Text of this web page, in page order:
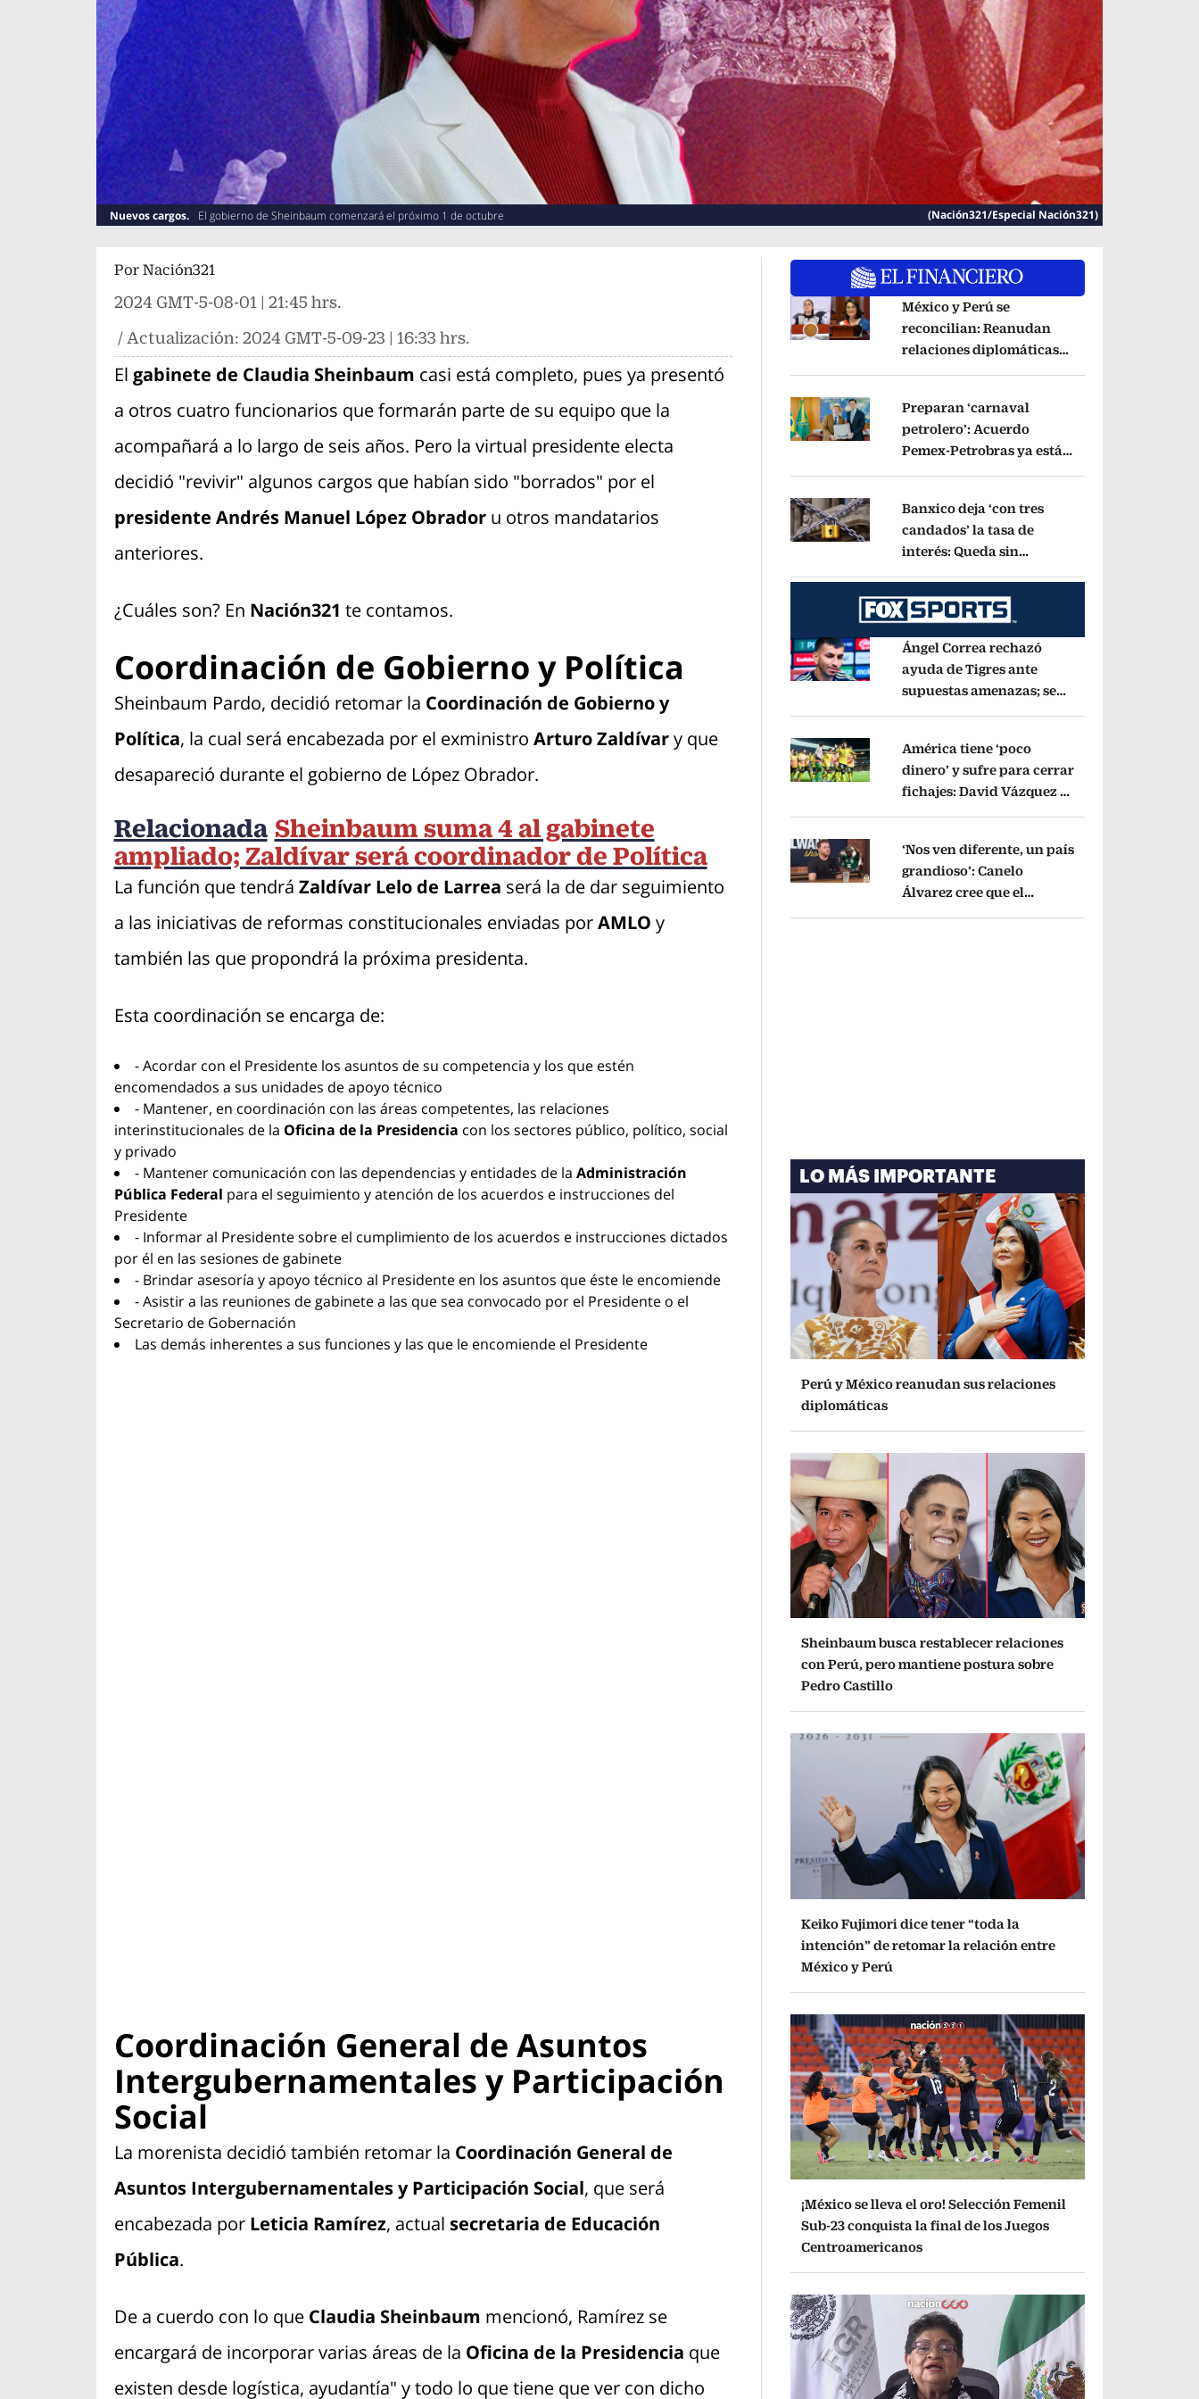
Nuevos cargos. El gobierno de Sheinbaum comenzará el próximo 1 de octubre (Nación321/Especial Nación321)
Por Nación321
2024 GMT-5-08-01 | 21:45 hrs.
/ Actualización: 2024 GMT-5-09-23 | 16:33 hrs.
El gabinete de Claudia Sheinbaum casi está completo, pues ya presentó
a otros cuatro funcionarios que formarán parte de su equipo que la
acompañará a lo largo de seis años. Pero la virtual presidente electa
decidió "revivir" algunos cargos que habían sido "borrados" por el
presidente Andrés Manuel López Obradoru otros mandatarios
anteriores.
¿Cuáles son? En Nación321 te contamos.
Coordinación de Gobierno y Política
Sheinbaum Pardo, decidió retomar la Coordinación de Gobierno y
Política, la cual será encabezada por el exministro Arturo Zaldívary que
desapareció durante el gobierno de López Obrador.
Relacionada Sheinbaum suma 4 al gabinete
ampliado; Zaldívar será coordinador de Política
La función que tendrá Zaldívar Lelo de Larrea será la de dar seguimiento
a las iniciativas de reformas constitucionales enviadas porAMLO y
también las que propondrá la próxima presidenta.
Esta coordinación se encarga de:
- Acordar con el Presidente los asuntos de su competencia y los que estén
encomendados a sus unidades de apoyo técnico
- Mantener, en coordinación con las áreas competentes, las relaciones
interinstitucionales de la Oficina de la Presidencia con los sectores público, político, social
y privado
- Mantener comunicación con las dependencias y entidades de la Administración
Pública Federal para el seguimiento y atención de los acuerdos e instrucciones del
Presidente
- Informar al Presidente sobre el cumplimiento de los acuerdos e instrucciones dictados
por él en las sesiones de gabinete
- Brindar asesoría y apoyo técnico al Presidente en los asuntos que éste le encomiende
- Asistir a las reuniones de gabinete a las que sea convocado por el Presidente o el
Secretario de Gobernación
Las demás inherentes a sus funciones y las que le encomiende el Presidente
Coordinación General de Asuntos
Intergubernamentales y Participación
Social
La morenista decidió también retomar la Coordinación General de
Asuntos Intergubernamentales y Participación Social, que será
encabezada por Leticia Ramírez, actual secretaria de Educación
Pública.
De a cuerdo con lo que Claudia Sheinbaum mencionó, Ramírez se
encargará de incorporar varias áreas de la Oficina de la Presidencia que
existen desde logística, ayudantía" y todo lo que tiene que ver con dicho
Opens in new window
México y Perú se
reconcilian: Reanudan
relaciones diplomáticas
Opens in new window
Preparan ‘carnaval
petrolero’: Acuerdo
Pemex-Petrobras ya está
Opens in new window
Banxico deja ‘con tres
candados’ la tasa de
interés: Queda sin
Opens in new window
Ángel Correa rechazó
ayuda de Tigres ante
supuestas amenazas; se
Opens in new window
América tiene ‘poco
dinero’ y sufre para cerrar
fichajes: David Vázquez se
Opens in new window
‘Nos ven diferente, un país
grandioso’: Canelo
Álvarez cree que el
LO MÁS IMPORTANTE
Perú y México reanudan sus relaciones
diplomáticas
Sheinbaum busca restablecer relaciones
con Perú, pero mantiene postura sobre
Pedro Castillo
Keiko Fujimori dice tener “toda la
intención” de retomar la relación entre
México y Perú
¡México se lleva el oro! Selección Femenil
Sub-23 conquista la final de los Juegos
Centroamericanos